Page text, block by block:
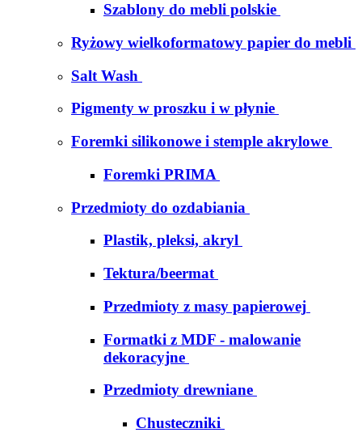
Szablony do mebli polskie
Ryżowy wielkoformatowy papier do mebli
Salt Wash
Pigmenty w proszku i w płynie
Foremki silikonowe i stemple akrylowe
Foremki PRIMA
Przedmioty do ozdabiania
Plastik, pleksi, akryl
Tektura/beermat
Przedmioty z masy papierowej
Formatki z MDF - malowanie
dekoracyjne
Przedmioty drewniane
Chusteczniki